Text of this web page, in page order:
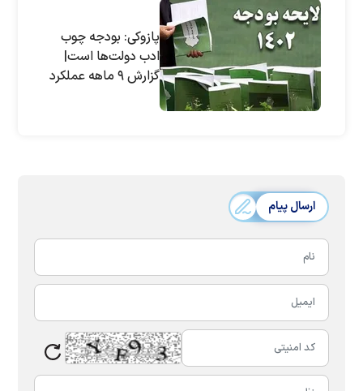
پازوکی: بودجه چوب
ادب دولت‌ها است|
گزارش ۹ ماهه عملکرد
ارسال پیام